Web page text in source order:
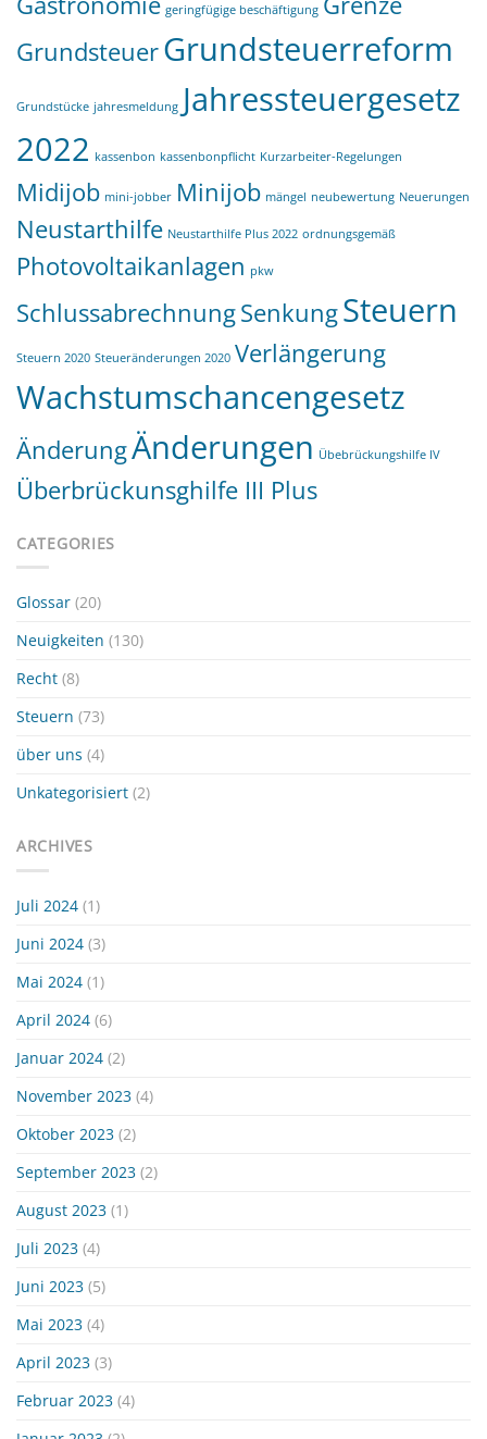
geringfügige beschäftigung
GrundsteuerGrundsteuerreform
Grundstücke jahresmeldung Jahressteuergesetz
2022 kassenbon kassenbonpflicht Kurzarbeiter-Regelungen
Midijob mini-jobber Minijob mängel neubewertung Neuerungen
Neustarthilfe Neustarthilfe Plus 2022 ordnungsgemäß
Photovoltaikanlagen pkw
SchlussabrechnungSenkungSteuern
Steuern 2020 Steueränderungen 2020 Verlängerung
Wachstumschancengesetz
ÄnderungÄnderungen Übebrückungshilfe IV
Überbrückunsghilfe III Plus
CATEGORIES
Glossar (20)
Neuigkeiten (130)
Recht (8)
Steuern (73)
über uns (4)
Unkategorisiert (2)
ARCHIVES
Juli 2024 (1)
Juni 2024 (3)
Mai 2024 (1)
April 2024 (6)
Januar 2024 (2)
November 2023 (4)
Oktober 2023 (2)
September 2023 (2)
August 2023 (1)
Juli 2023 (4)
Juni 2023 (5)
Mai 2023 (4)
April 2023 (3)
Februar 2023 (4)